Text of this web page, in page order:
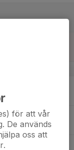
för att vår
De används
oss att